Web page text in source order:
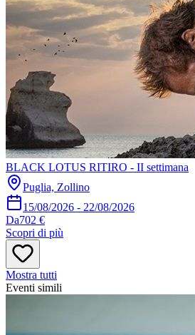
BLACK LOTUS RITIRO - II settimana
Puglia, Zollino
15/08/2026 - 22/08/2026
Da702 €
Scopri di più
Mostra tutti
Eventi simili